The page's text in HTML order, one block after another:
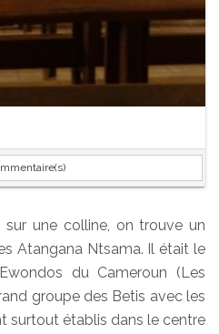
une colline, on trouve un
Atangana Ntsama. Il était le
du Cameroun (Les
groupe des Betis avec les
surtout établis dans le centre